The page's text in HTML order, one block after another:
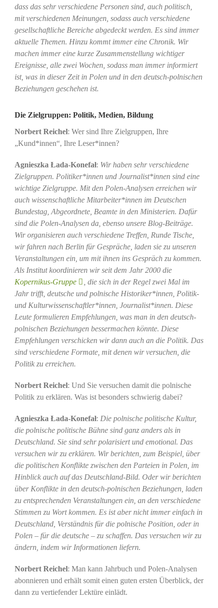
dass das sehr verschiedene Personen sind, auch politisch,
mit verschiedenen Meinungen, sodass auch verschiedene
gesellschaftliche Bereiche abgedeckt werden. Es sind immer
aktuelle Themen. Hinzu kommt immer eine Chronik. Wir
machen immer eine kurze Zusammenstellung wichtiger
Ereignisse, alle zwei Wochen, sodass man immer informiert
ist, was in dieser Zeit in Polen und in den deutsch-polnischen
Beziehungen geschehen ist.
Die Zielgruppen: Politik, Medien, Bildung
Norbert Reichel: Wer sind Ihre Zielgruppen, Ihre
„Kund*innen“, Ihre Leser*innen?
Agnieszka Łada-Konefał: Wir haben sehr verschiedene
Zielgruppen. Politiker*innen und Journalist*innen sind eine
wichtige Zielgruppe. Mit den Polen-Analysen erreichen wir
auch wissenschaftliche Mitarbeiter*innen im Deutschen
Bundestag, Abgeordnete, Beamte in den Ministerien. Dafür
sind die Polen-Analysen da, ebenso unsere Blog-Beiträge.
Wir organisieren auch verschiedene Treffen, Runde Tische,
wir fahren nach Berlin für Gespräche, laden sie zu unseren
Veranstaltungen ein, um mit ihnen ins Gespräch zu kommen.
Als Institut koordinieren wir seit dem Jahr 2000 die
Kopernikus-Gruppe
, die sich in der Regel zwei Mal im
Jahr trifft, deutsche und polnische Historiker*innen, Politik-
und Kulturwissenschaftler*innen, Journalist*innen. Diese
Leute formulieren Empfehlungen, was man in den deutsch-
polnischen Beziehungen bessermachen könnte. Diese
Empfehlungen verschicken wir dann auch an die Politik. Das
sind verschiedene Formate, mit denen wir versuchen, die
Politik zu erreichen.
Norbert Reichel: Und Sie versuchen damit die polnische
Politik zu erklären. Was ist besonders schwierig dabei?
Agnieszka Łada-Konefał: Die polnische politische Kultur,
die polnische politische Bühne sind ganz anders als in
Deutschland. Sie sind sehr polarisiert und emotional. Das
versuchen wir zu erklären. Wir berichten, zum Beispiel, über
die politischen Konflikte zwischen den Parteien in Polen, im
Hinblick auch auf das Deutschland-Bild. Oder wir berichten
über Konflikte in den deutsch-polnischen Beziehungen, laden
zu entsprechenden Veranstaltungen ein, an den verschiedene
Stimmen zu Wort kommen. Es ist aber nicht immer einfach in
Deutschland, Verständnis für die polnische Position, oder in
Polen – für die deutsche – zu schaffen. Das versuchen wir zu
ändern, indem wir Informationen liefern.
Norbert Reichel: Man kann Jahrbuch und Polen-Analysen
abonnieren und erhält somit einen guten ersten Überblick, der
dann zu vertiefender Lektüre einlädt.